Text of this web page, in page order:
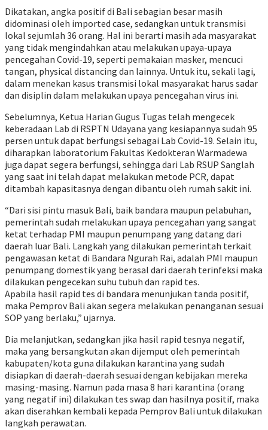
Dikatakan, angka positif di Bali sebagian besar masih
didominasi oleh imported case, sedangkan untuk transmisi
lokal sejumlah 36 orang. Hal ini berarti masih ada masyarakat
yang tidak mengindahkan atau melakukan upaya-upaya
pencegahan Covid-19, seperti pemakaian masker, mencuci
tangan, physical distancing dan lainnya. Untuk itu, sekali lagi,
dalam menekan kasus transmisi lokal masyarakat harus sadar
dan disiplin dalam melakukan upaya pencegahan virus ini.
Sebelumnya, Ketua Harian Gugus Tugas telah mengecek
keberadaan Lab di RSPTN Udayana yang kesiapannya sudah 95
persen untuk dapat berfungsi sebagai Lab Covid-19. Selain itu,
diharapkan laboratorium Fakultas Kedokteran Warmadewa
juga dapat segera berfungsi, sehingga dari Lab RSUP Sanglah
yang saat ini telah dapat melakukan metode PCR, dapat
ditambah kapasitasnya dengan dibantu oleh rumah sakit ini.
“Dari sisi pintu masuk Bali, baik bandara maupun pelabuhan,
pemerintah sudah melakukan upaya pencegahan yang sangat
ketat terhadap PMI maupun penumpang yang datang dari
daerah luar Bali. Langkah yang dilakukan pemerintah terkait
pengawasan ketat di Bandara Ngurah Rai, adalah PMI maupun
penumpang domestik yang berasal dari daerah terinfeksi maka
dilakukan pengecekan suhu tubuh dan rapid tes.
Apabila hasil rapid tes di bandara menunjukan tanda positif,
maka Pemprov Bali akan segera melakukan penanganan sesuai
SOP yang berlaku,” ujarnya.
Dia melanjutkan, sedangkan jika hasil rapid tesnya negatif,
maka yang bersangkutan akan dijemput oleh pemerintah
kabupaten/kota guna dilakukan karantina yang sudah
disiapkan di daerah-daerah sesuai dengan kebijakan mereka
masing-masing. Namun pada masa 8 hari karantina (orang
yang negatif ini) dilakukan tes swap dan hasilnya positif, maka
akan diserahkan kembali kepada Pemprov Bali untuk dilakukan
langkah perawatan.